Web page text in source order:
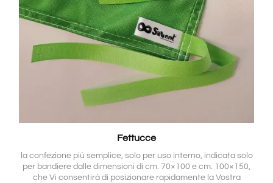
Fettucce
la confezione più semplice, solo per uso interno, indicata solo
per bandiere dalle dimensioni di cm. 70×100 e cm. 100×150,
che Vi consentirà di posizionare rapidamente la Vostra